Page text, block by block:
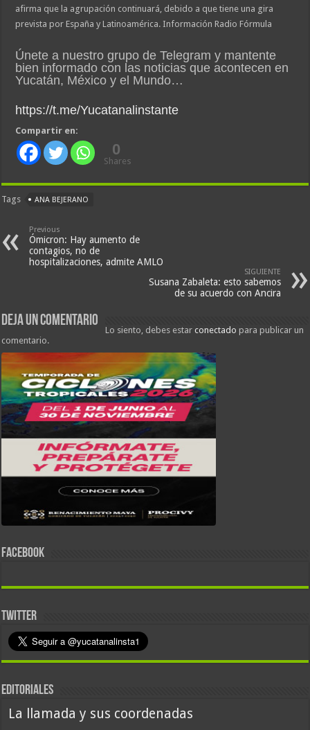
afirma que la agrupación continuará, debido a que tiene una gira
prevista por España y Latinoamérica. Información Radio Fórmula
Únete a nuestro grupo de Telegram y mantente
bien informado con las noticias que acontecen en
Yucatán, México y el Mundo…
https://t.me/Yucatanalinstante
Compartir en:
0
Shares
Tags ANA BEJERANO
Previous
Ómicron: Hay aumento de
contagios, no de
hospitalizaciones, admite AMLO
SIGUIENTE
Susana Zabaleta: esto sabemos
de su acuerdo con Ancira
Deja un comentario
Lo siento, debes estarconectado para publicar un
comentario.
FACEBOOK
TWITTER
EDITORIALES
La llamada y sus coordenadas